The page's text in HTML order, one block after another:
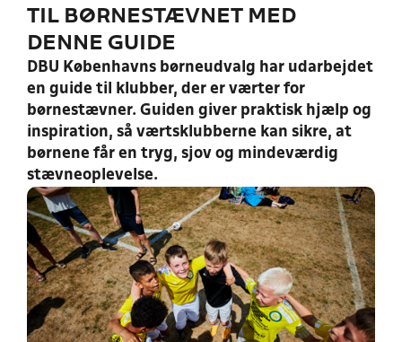
TIL BØRNESTÆVNET MED
DENNE GUIDE
DBU Københavns børneudvalg har udarbejdet
en guide til klubber, der er værter for
børnestævner. Guiden giver praktisk hjælp og
inspiration, så værtsklubberne kan sikre, at
børnene får en tryg, sjov og mindeværdig
stævneoplevelse.